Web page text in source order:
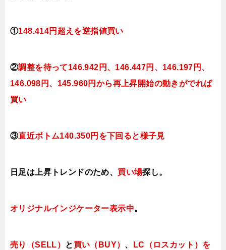
①148.414円超えを逆指値買い
②調整を待って146.942円、146.447円、146.197円、
146.098円、145.960円 から再上昇開始の動きがでれば
買い
③直近ボトム140.350円を下回ると様子見
日足は上昇トレンドのため、 買い場探し。
オリジナルインジケーター表示中。
売り（SELL） と 買い（BUY） 、
LC（ロスカット）を